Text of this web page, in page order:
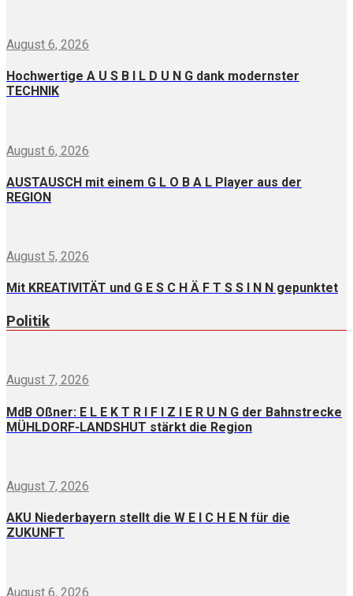
August 6, 2026
Hochwertige A U S B I L D U N G dank modernster
TECHNIK
August 6, 2026
AUSTAUSCH mit einem G L O B A L Player aus der
REGION
August 5, 2026
Mit KREATIVITÄT und G E S C H Ä F T S S I N N gepunktet
Politik
August 7, 2026
MdB Oßner: E L E K T R I F I Z I E R U N G der Bahnstrecke
MÜHLDORF-LANDSHUT stärkt die Region
August 7, 2026
AKU Niederbayern stellt die W E I C H E N für die
ZUKUNFT
August 6, 2026